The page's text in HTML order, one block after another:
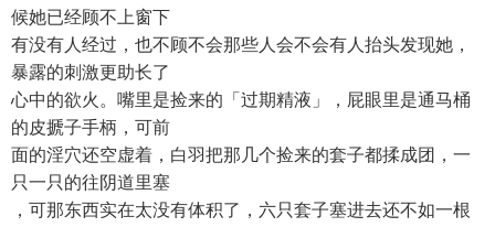
候她已经顾不上窗下
有没有人经过，也不顾不会那些人会不会有人抬头发现她，
暴露的刺激更助长了
心中的欲火。嘴里是捡来的「过期精液」，屁眼里是通马桶
的皮搋子手柄，可前
面的淫穴还空虚着，白羽把那几个捡来的套子都揉成团，一
只一只的往阴道里塞
，可那东西实在太没有体积了，六只套子塞进去还不如一根